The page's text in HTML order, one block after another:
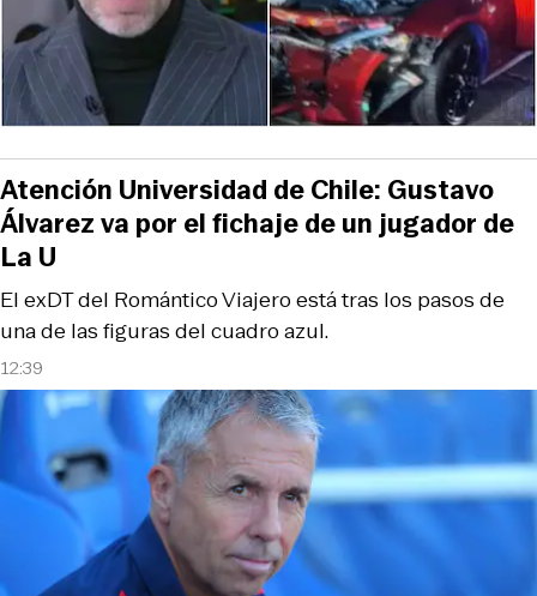
12:39
El exDT del Romántico Viajero está tras los pasos de
una de las figuras del cuadro azul.
Atención Universidad de Chile: Gustavo
Álvarez va por el fichaje de un jugador de
La U